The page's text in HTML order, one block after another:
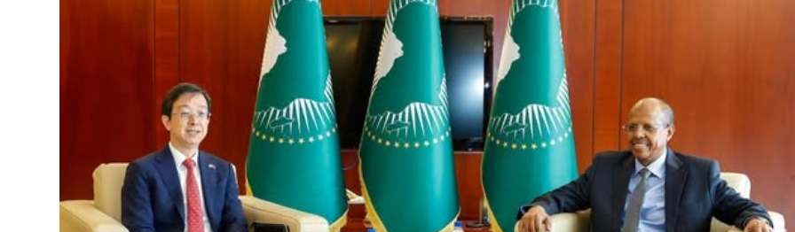
ብልፅግና ፓርቲ የምርጫ ውክልናውን ወደ
ተጨባጭ የልማት ስኬቶች ለመቀየር እየሰራ ነው
August 7, 2026
ኢትዮጵያ የቀጣናውን ኢኮኖሚያዊ ገጽታ በአዲስ
መልኩ እየቀረጸች ነው-ፈርስት ፖስት
August 7, 2026
2ኛው የአዲስ ሚዲያ ኔትዎርክ አመራሮች እና
ሠራተኞች ስፖርት ፌስቲቫል በቴሌቪዥን ዘርፍ
አሸናፊነት ተጠናቀቀ
August 1, 2026
ተቃውሞ የበዛበት የፊፋ አዲሱ እቅድ
July 30, 2026
AmnAdmin